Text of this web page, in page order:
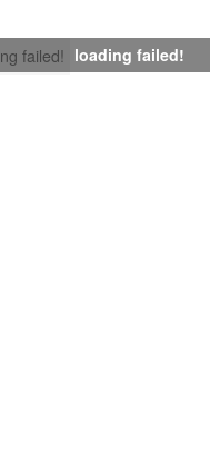
failed! loading failed!